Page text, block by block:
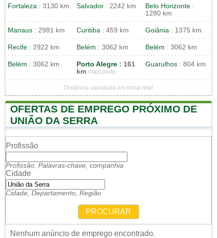
Fortaleza : 3130 km Salvador : 2242 km Belo Horizonte :
1280 km
Manaus : 2981 km Curitiba : 459 km Goiânia : 1375 km
Recife : 2922 km Belém : 3062 km Belém : 3062 km
Belém : 3062 km Porto Alegre : 161
km mais perto
Guarulhos : 804 km
Distância calculada em linha reta!
OFERTAS DE EMPREGO PRÓXIMO DE
UNIÃO DA SERRA
Profissão
Profissão, Palavras-chave, companhia
Cidade
Cidade, Departamento, Região
PROCURAR
Nenhum anúncio de emprego encontrado.